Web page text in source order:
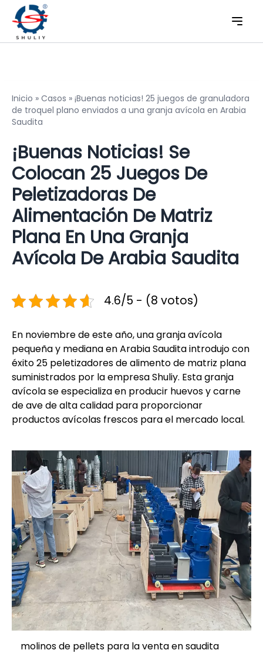
Inicio » Casos » ¡Buenas noticias! 25 juegos de granuladora
de troquel plano enviados a una granja avícola en Arabia
Saudita
¡Buenas Noticias! Se
Colocan 25 Juegos De
Peletizadoras De
Alimentación De Matriz
Plana En Una Granja
Avícola De Arabia Saudita
4.6/5 - (8 votos)
En noviembre de este año, una granja avícola
pequeña y mediana en Arabia Saudita introdujo con
éxito 25 peletizadores de alimento de matriz plana
suministrados por la empresa Shuliy. Esta granja
avícola se especializa en producir huevos y carne
de ave de alta calidad para proporcionar
productos avícolas frescos para el mercado local.
molinos de pellets para la venta en saudita